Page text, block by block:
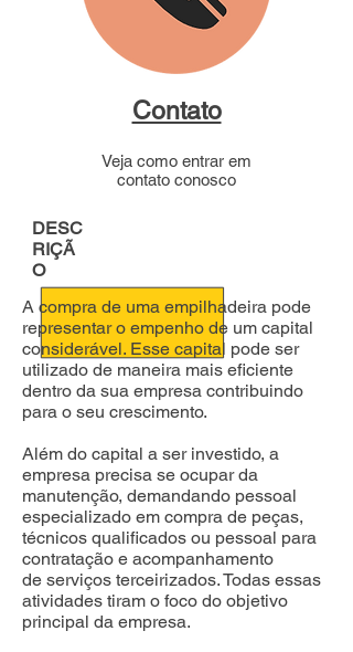
Contato
Veja como entrar em
contato conosco
DESC
RIÇÃ
O
A compra de uma empilhadeira pode
representar o empenho de um capital
considerável. Esse capital pode ser
utilizado de maneira mais eficiente
dentro da sua empresa contribuindo
para o seu crescimento.
Além do capital a ser investido, a
empresa precisa se ocupar da
manutenção, demandando pessoal
especializado em compra de peças,
técnicos qualificados ou pessoal para
contratação e acompanhamento
de serviços terceirizados. Todas essas
atividades tiram o foco do objetivo
principal da empresa.